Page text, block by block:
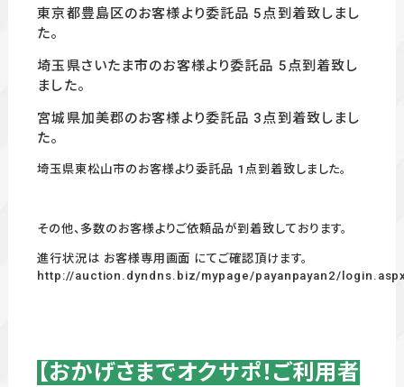
東京都豊島区のお客様より委託品 5点到着致しまし
た。
埼玉県さいたま市のお客様より委託品 5点到着致し
ました。
宮城県加美郡のお客様より委託品 3点到着致しまし
た。
埼玉県東松山市のお客様より委託品 1点到着致しました。
その他、多数のお客様よりご依頼品が到着致しております。
進行状況は お客様専用画面 にてご確認頂けます。
http://auction.dyndns.biz/mypage/payanpayan2/
【おかげさまでオクサポ！ご利用者